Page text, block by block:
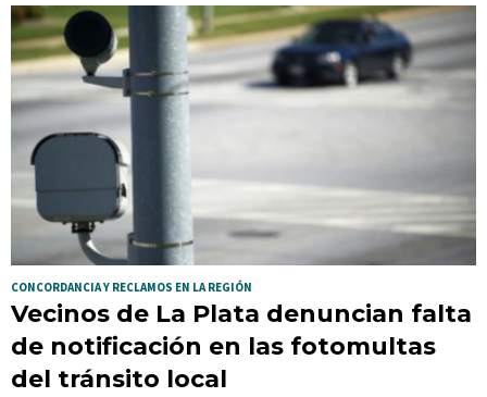
CONCORDANCIA Y RECLAMOS EN LA REGIÓN
Vecinos de La Plata denuncian falta
de notificación en las fotomultas
del tránsito local